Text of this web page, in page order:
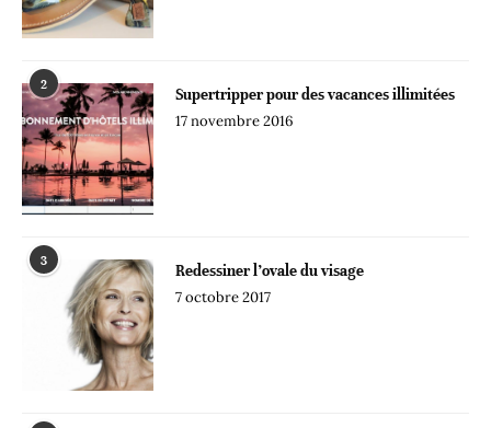
2
Supertripper pour des vacances illimitées
17 novembre 2016
3
Redessiner l’ovale du visage
7 octobre 2017